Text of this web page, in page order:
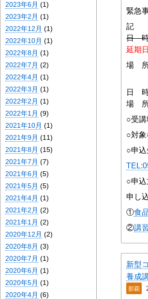
2023年6月 (1)
2023年2月 (1)
2022年12月 (1)
2022年10月 (1)
2022年8月 (1)
2022年7月 (2)
2022年4月 (1)
2022年3月 (1)
2022年2月 (1)
2022年1月 (9)
2021年10月 (1)
2021年9月 (11)
2021年8月 (15)
2021年7月 (7)
2021年6月 (5)
2021年5月 (5)
2021年4月 (1)
2021年2月 (2)
2021年1月 (2)
2020年12月 (2)
2020年8月 (3)
2020年7月 (1)
2020年6月 (1)
2020年5月 (1)
2020年4月 (6)
緊急
記
日 時
延期
場 所
日 時
場 所
○受
○対
○申
○申
申し
①食
②講
新型
養成
那覇